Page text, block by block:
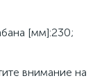
[мм]:230;
внимание на